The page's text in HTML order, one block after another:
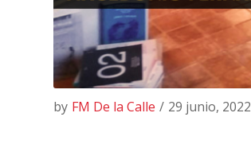
by FM De la Calle / 29 junio, 2022